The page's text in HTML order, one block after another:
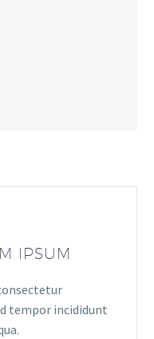
IPSUM
tempor incididunt